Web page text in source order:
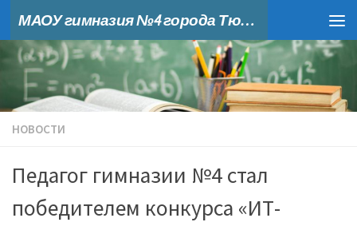
Skip to content МАОУ гимназия №4 города Тюмени
НОВОСТИ
Педагог гимназии №4 стал
победителем конкурса «ИТ-